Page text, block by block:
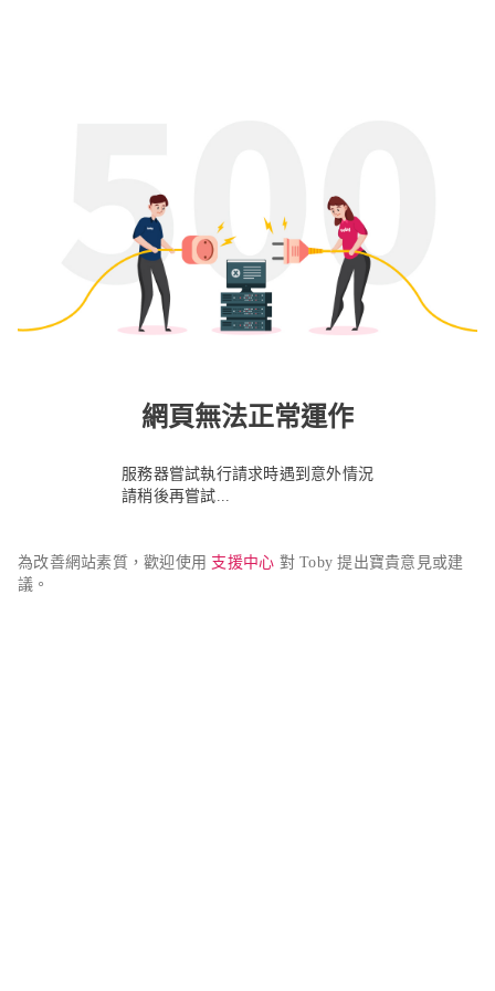
網頁無法正常運作
服務器嘗試執行請求時遇到意外情況
請稍後再嘗試...
為改善網站素質，歡迎使用 支援中心 對 Toby 提出寶貴意見或建
議。